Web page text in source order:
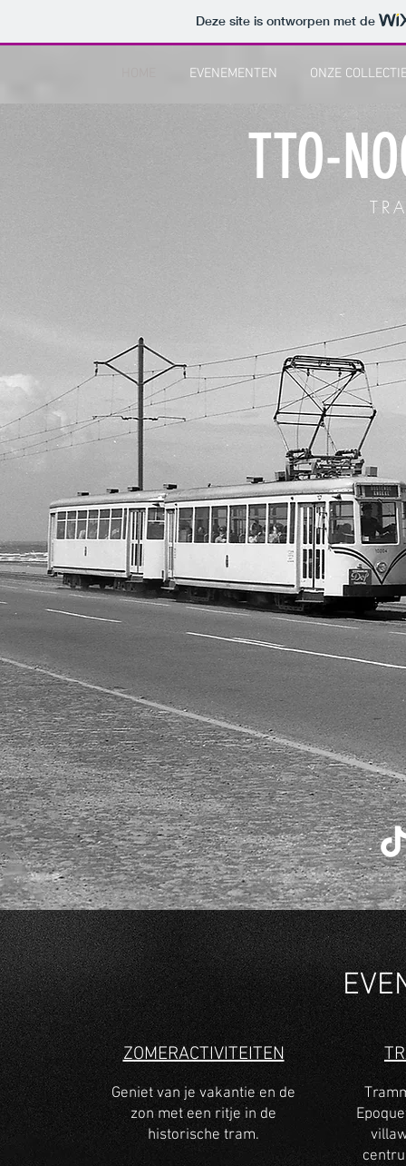
Deze site is ontworpen met de
EVENEMENTEN ONZE
TTO-
ZOMERACTIVITEITEN
Geniet van je vakantie en de
zon met een ritje in de
historische tram.